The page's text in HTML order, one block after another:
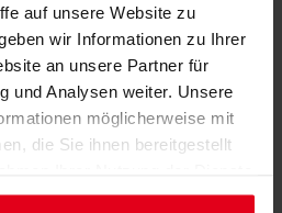
auf unsere Website zu
wir Informationen zu Ihrer
an unsere Partner für
und Analysen weiter. Unsere
möglicherweise mit
die Sie ihnen bereitgestellt